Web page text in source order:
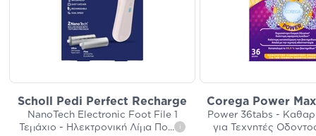
Scholl Pedi Perfect Recharge
NanoTech Electronic Foot File 1
Τεμάχιο - Ηλεκτρονική Λίμα Πο... i
Corega Power
Power 36tabs -
για Τεχνητές